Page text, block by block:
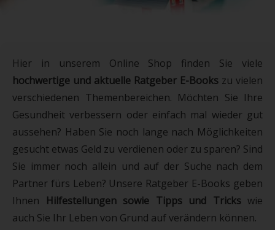
Hier in unserem Online Shop finden Sie viele
hochwertige und aktuelle Ratgeber E-Books zu vielen
verschiedenen Themenbereichen. Möchten Sie Ihre
Gesundheit verbessern oder einfach mal wieder gut
aussehen? Haben Sie noch lange nach Möglichkeiten
gesucht etwas Geld zu verdienen oder zu sparen? Sind
Sie immer noch allein und auf der Suche nach dem
Partner fürs Leben? Unsere Ratgeber E-Books geben
Ihnen
Hilfestellungen sowie Tipps und Trickswie
auch Sie Ihr Leben von Grund auf verändern können.